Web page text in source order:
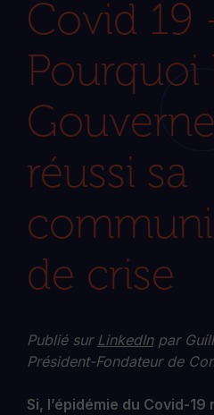
Covid 19
Pourquoi
réussi sa
de crise
Publié sur LinkedInpar
Président-Fondateur de
Si, l’épidémie du Covid-